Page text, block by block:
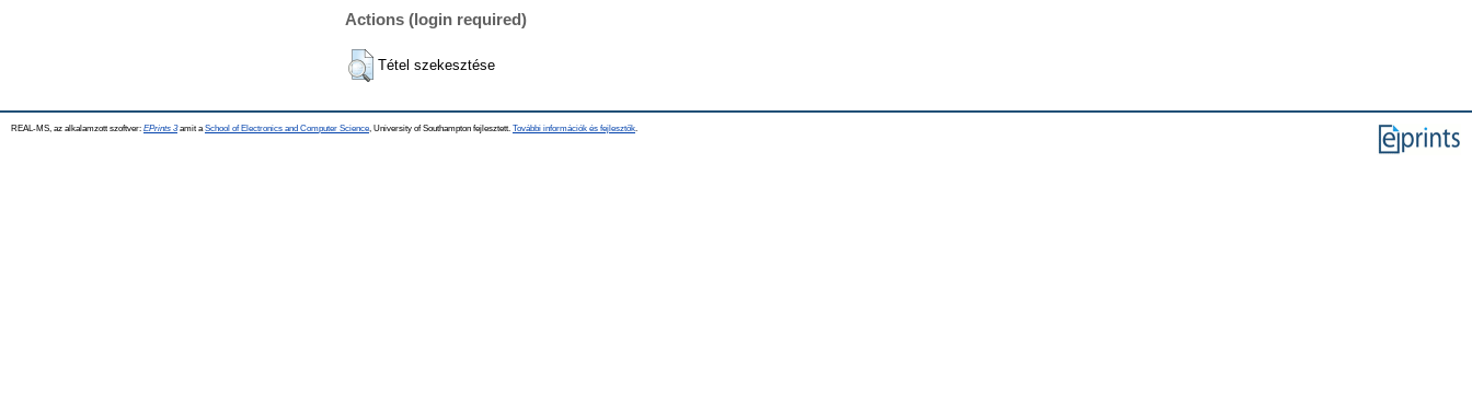
Actions (login required)
Tétel szekesztése
REAL-MS, az alkalamzott szoftver: EPrints 3amit a School of Electronics and Computer Science , University of Southampton fejlesztett. További információk és fejlesztők